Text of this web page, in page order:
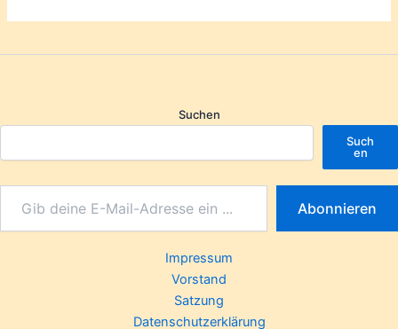
Suchen
Such
en
Abonnieren
Impressum
Vorstand
Satzung
Datenschutzerklärung